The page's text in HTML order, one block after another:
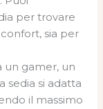
per trovare
sia per
un gamer, un
sedia si adatta
il massimo